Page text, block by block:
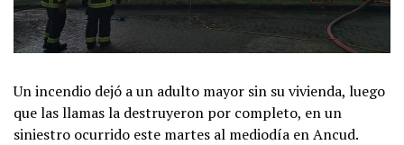
Un incendio dejó a un adulto mayor sin su vivienda, luego
que las llamas la destruyeron por completo, en un
siniestro ocurrido este martes al mediodía en Ancud.